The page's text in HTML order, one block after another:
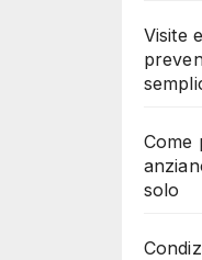
Visite
Come
solo